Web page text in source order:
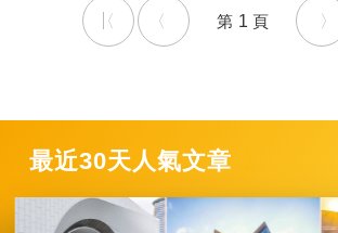
1
最近30天人氣文章